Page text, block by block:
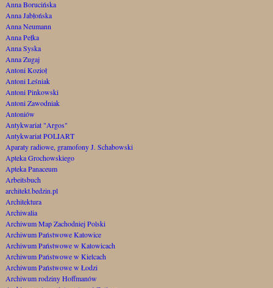
Anna Borucińska
Anna Jabłońska
Anna Neumann
Anna Pełka
Anna Syska
Anna Zugaj
Antoni Kozioł
Antoni Leśniak
Antoni Pinkowski
Antoni Zawodniak
Antoniów
Antykwariat "Argos"
Antykwariat POLIART
Aparaty radiowe, gramofony J. Schabowski
Apteka Grochowskiego
Apteka Panaceum
Arbeitsbuch
architekt.bedzin.pl
Architektura
Archiwalia
Archiwum Map Zachodniej Polski
Archiwum Państwowe Katowice
Archiwum Państwowe w Katowicach
Archiwum Państwowe w Kielcach
Archiwum Państwowe w Łodzi
Archiwum rodziny Hoffmanów